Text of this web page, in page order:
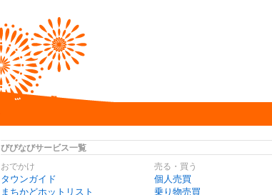
びびなびサービス一覧
おでかけ
タウンガイド
まちかどホットリスト
売る・買う
個人売買
乗り物売買